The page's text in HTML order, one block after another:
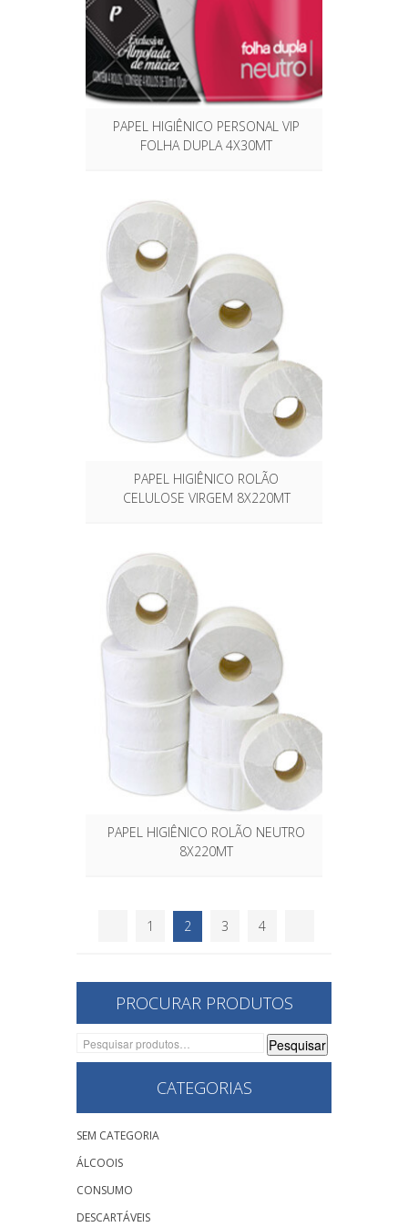
PAPEL HIGIÊNICO PERSONAL VIP
FOLHA DUPLA 4X30MT
PAPEL HIGIÊNICO ROLÃO
CELULOSE VIRGEM 8X220MT
PAPEL HIGIÊNICO ROLÃO NEUTRO
8X220MT
1 2 3 4
PROCURAR PRODUTOS
Pesquisar
por:
Pesquisar
CATEGORIAS
SEM CATEGORIA
ÁLCOOIS
CONSUMO
DESCARTÁVEIS